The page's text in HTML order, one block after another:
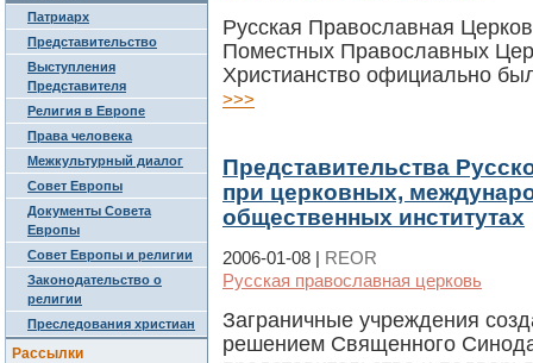
Патриарх
Представительство
Выступления
Представителя
Религия в Европе
Права человека
Межкультурный диалог
Совет Европы
Документы Совета
Европы
Совет Европы и религии
Законодательство о
религии
Преследования христиан
Рассылки
Русская Православная
Поместных Православных
Христианство официально
>>>
Представительства
при церковных,
общественных институтах
2006-01-08 | REOR
Русская православная церковь
Заграничные учреждения
решением Священного